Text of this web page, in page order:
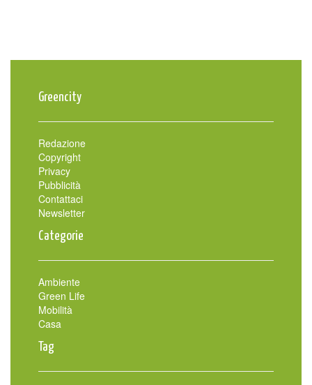
Greencity
Redazione
Copyright
Privacy
Pubblicità
Contattaci
Newsletter
Categorie
Ambiente
Green Life
Mobilità
Casa
Tag